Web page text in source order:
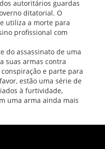
autoritários guardas
ditatorial. O
utiliza a morte para
profissional com
do assassinato de uma
suas armas contra
e parte para
estão uma série de
à furtividade,
uma arma ainda mais